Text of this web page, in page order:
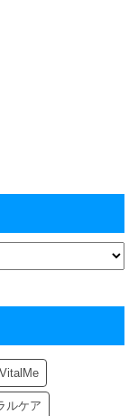
VitalMe
ルケア